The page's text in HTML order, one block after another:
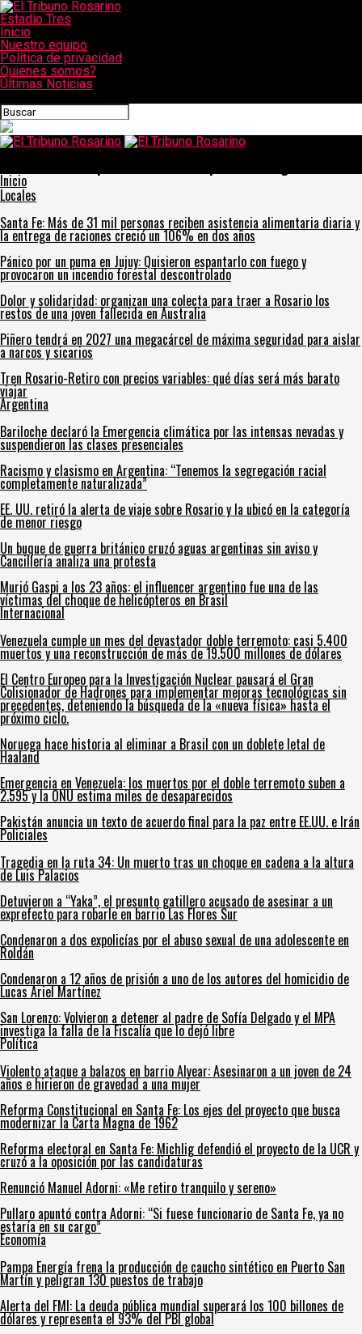
Estadio Tres
Inicio
Nuestro equipo
Política de privacidad
Quienes somos?
Últimas Noticias
Inicio
Locales
Santa Fe: Más de 31 mil personas reciben asistencia alimentaria diaria y
la entrega de raciones creció un 106% en dos años
Pánico por un puma en Jujuy: Quisieron espantarlo con fuego y
provocaron un incendio forestal descontrolado
Dolor y solidaridad: organizan una colecta para traer a Rosario los
restos de una joven fallecida en Australia
Piñero tendrá en 2027 una megacárcel de máxima seguridad para aislar
a narcos y sicarios
Tren Rosario-Retiro con precios variables: qué días será más barato
viajar
Argentina
Bariloche declaró la Emergencia climática por las intensas nevadas y
suspendieron las clases presenciales
Racismo y clasismo en Argentina: “Tenemos la segregación racial
completamente naturalizada”
EE. UU. retiró la alerta de viaje sobre Rosario y la ubicó en la categoría
de menor riesgo
Un buque de guerra británico cruzó aguas argentinas sin aviso y
Cancillería analiza una protesta
Murió Gaspi a los 23 años: el influencer argentino fue una de las
víctimas del choque de helicópteros en Brasil
Internacional
Venezuela cumple un mes del devastador doble terremoto: casi 5.400
muertos y una reconstrucción de más de 19.500 millones de dólares
El Centro Europeo para la Investigación Nuclear pausará el Gran
Colisionador de Hadrones para implementar mejoras tecnológicas sin
precedentes, deteniendo la búsqueda de la «nueva física» hasta el
próximo ciclo.
Noruega hace historia al eliminar a Brasil con un doblete letal de
Haaland
Emergencia en Venezuela: los muertos por el doble terremoto suben a
2.595 y la ONU estima miles de desaparecidos
Pakistán anuncia un texto de acuerdo final para la paz entre EE.UU. e Irán
Policiales
Tragedia en la ruta 34: Un muerto tras un choque en cadena a la altura
de Luis Palacios
Detuvieron a “Yaka”, el presunto gatillero acusado de asesinar a un
exprefecto para robarle en barrio Las Flores Sur
Condenaron a dos expolicías por el abuso sexual de una adolescente en
Roldán
Condenaron a 12 años de prisión a uno de los autores del homicidio de
Lucas Ariel Martínez
San Lorenzo: Volvieron a detener al padre de Sofía Delgado y el MPA
investiga la falla de la Fiscalía que lo dejó libre
Política
Violento ataque a balazos en barrio Alvear: Asesinaron a un joven de 24
años e hirieron de gravedad a una mujer
Reforma Constitucional en Santa Fe: Los ejes del proyecto que busca
modernizar la Carta Magna de 1962
Reforma electoral en Santa Fe: Michlig defendió el proyecto de la UCR y
cruzó a la oposición por las candidaturas
Renunció Manuel Adorni: «Me retiro tranquilo y sereno»
Pullaro apuntó contra Adorni: “Si fuese funcionario de Santa Fe, ya no
estaría en su cargo”
Economía
Pampa Energía frena la producción de caucho sintético en Puerto San
Martín y peligran 130 puestos de trabajo
Alerta del FMI: La deuda pública mundial superará los 100 billones de
dólares y representa el 93% del PBI global